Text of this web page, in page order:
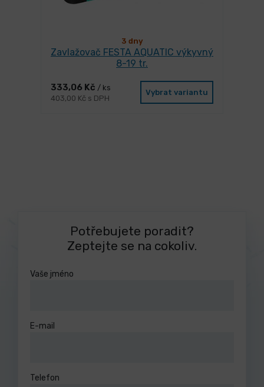
3 dny
Zavlažovač FESTA AQUATIC výkyvný
8-19 tr.
333,06 Kč / ks
403,00 Kč s DPH
Vybrat variantu
Potřebujete poradit?
Zeptejte se na cokoliv.
Vaše jméno
E-mail
Telefon